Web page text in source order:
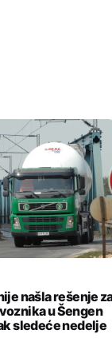
našla rešenje
u Šengen
sledeće nedelje